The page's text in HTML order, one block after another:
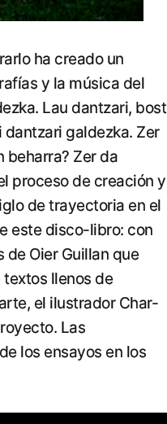
ha creado un
y la música del
Lau dantzari, bost
galdezka. Zer
beharra? Zer da
proceso de creación y
de trayectoria en el
este disco-libro: con
Oier Guillan que
llenos de
el ilustrador Char-
Las
los ensayos en los